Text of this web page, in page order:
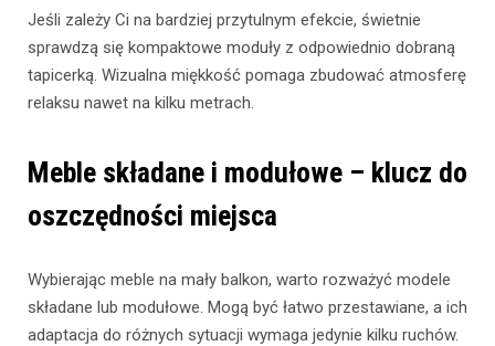
Jeśli zależy Ci na bardziej przytulnym efekcie, świetnie
sprawdzą się kompaktowe moduły z odpowiednio dobraną
tapicerką. Wizualna miękkość pomaga zbudować atmosferę
relaksu nawet na kilku metrach.
Meble składane i modułowe – klucz do
oszczędności miejsca
Wybierając meble na mały balkon, warto rozważyć modele
składane lub modułowe. Mogą być łatwo przestawiane, a ich
adaptacja do różnych sytuacji wymaga jedynie kilku ruchów.